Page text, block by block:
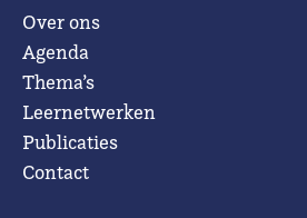
Over ons
Agenda
Thema’s
Leernetwerken
Publicaties
Contact